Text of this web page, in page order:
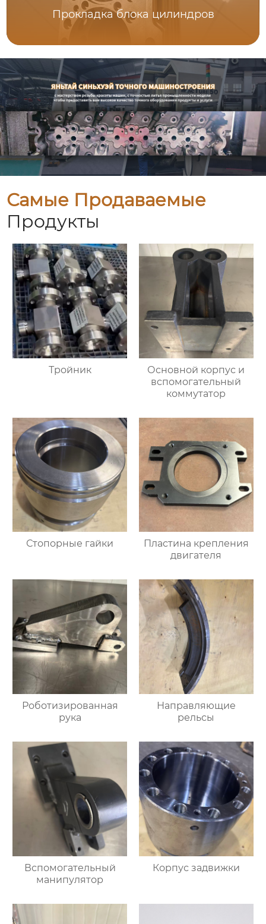
Прокладка блока цилиндров
Самые Продаваемые
Продукты
Тройник
Основной корпус и
вспомогательный
коммутатор
Стопорные гайки
Пластина крепления
двигателя
Роботизированная
рука
Направляющие
рельсы
Вспомогательный
манипулятор
Корпус задвижки